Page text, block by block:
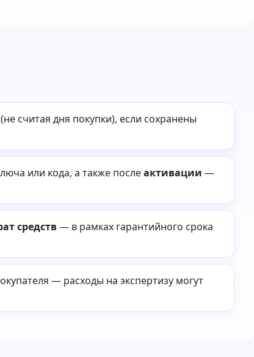
(не считая дня покупки), если сохранены
или кода, а также послеактивации —
средств— в рамках гарантийного срока
— расходы на экспертизу могут